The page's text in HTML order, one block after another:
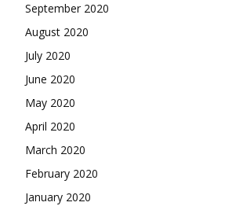
September 2020
August 2020
July 2020
June 2020
May 2020
April 2020
March 2020
February 2020
January 2020